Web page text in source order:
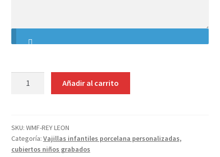
REY
LEÓN
GRABADOS
Añadir al carrito
SKU: WMF-REY LEON
Categoría: Vajillas infantiles porcelana personalizadas,
cubiertos niños grabados